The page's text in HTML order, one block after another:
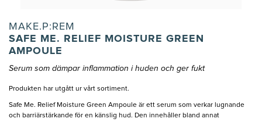
MAKE.P:REM
SAFE ME. RELIEF MOISTURE GREEN
AMPOULE
Serum som dämpar inflammation i huden och ger fukt
Produkten har utgått ur vårt sortiment.
Safe Me. Relief Moisture Green Ampoule är ett serum som verkar lugnande
och barriärstärkande för en känslig hud. Den innehåller bland annat